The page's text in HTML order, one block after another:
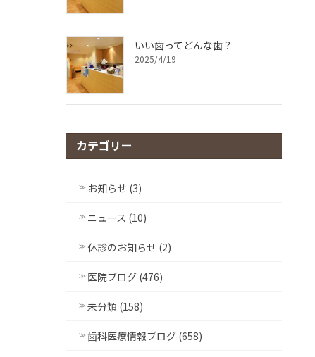
いい歯ってどんな歯？
2025/4/19
カテゴリー
お知らせ (3)
ニュース (10)
休診のお知らせ (2)
医院ブログ (476)
未分類 (158)
歯科医療情報ブログ (658)